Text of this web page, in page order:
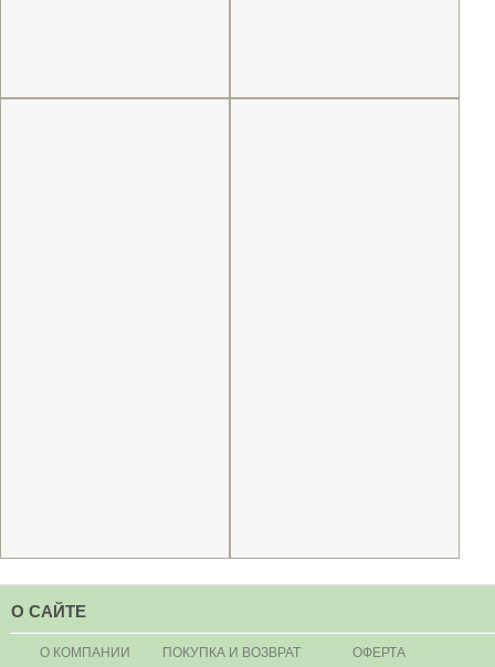
О САЙТЕ
О КОМПАНИИ ПОКУПКА И ВОЗВРАТ ОФЕРТА